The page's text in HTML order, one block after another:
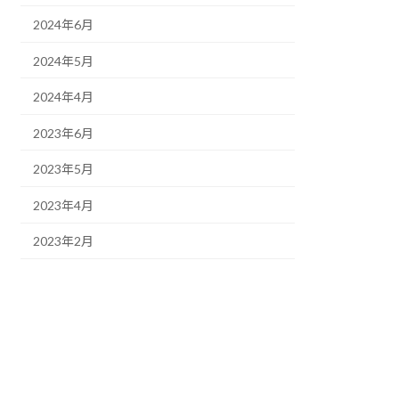
2024年6月
2024年5月
2024年4月
2023年6月
2023年5月
2023年4月
2023年2月